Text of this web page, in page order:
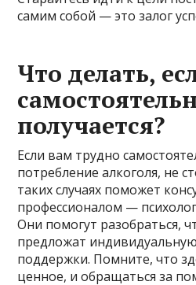
самим собой — это залог
Что делать,
получается?
Если вам трудно
потребление алкоголя, не
таких случаях поможет
профессионалом —
Они помогут разобраться,
предложат
поддержки. Помните, что
ценное, и обращаться за